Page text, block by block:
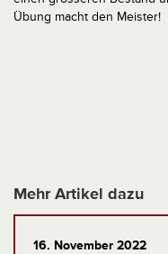
Übung macht den Meister!
Mehr Artikel dazu
16. November 2022